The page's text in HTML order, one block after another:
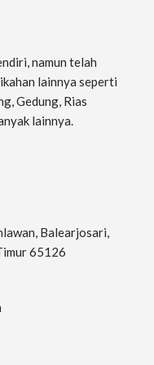
hari H
dan
mau
namun telah
lainnya seperti
Gedung, Rias
lainnya.
Balearjosari,
65126